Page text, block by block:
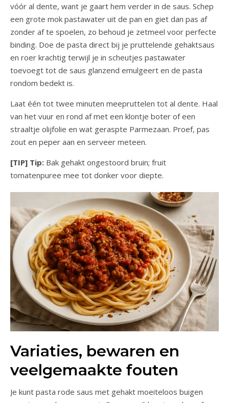
vóór al dente, want je gaart hem verder in de saus. Schep
een grote mok pastawater uit de pan en giet dan pas af
zonder af te spoelen, zo behoud je zetmeel voor perfecte
binding. Doe de pasta direct bij je pruttelende gehaktsaus
en roer krachtig terwijl je in scheutjes pastawater
toevoegt tot de saus glanzend emulgeert en de pasta
rondom bedekt is.
Laat één tot twee minuten meepruttelen tot al dente. Haal
van het vuur en rond af met een klontje boter of een
straaltje olijfolie en wat geraspte Parmezaan. Proef, pas
zout en peper aan en serveer meteen.
[TIP] Tip: Bak gehakt ongestoord bruin; fruit
tomatenpuree mee tot donker voor diepte.
Variaties, bewaren en
veelgemaakte fouten
Je kunt pasta rode saus met gehakt moeiteloos buigen